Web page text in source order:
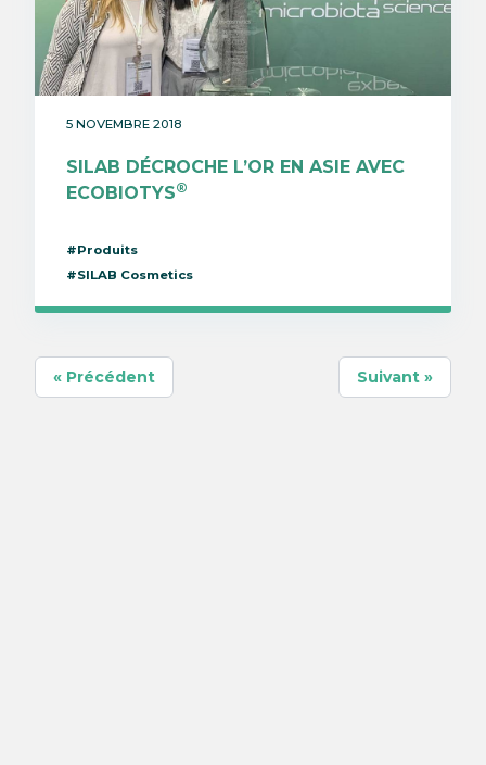
5 NOVEMBRE 2018
SILAB DÉCROCHE L’OR EN ASIE AVEC
ECOBIOTYS®
#Produits
#SILAB Cosmetics
« Précédent Suivant »